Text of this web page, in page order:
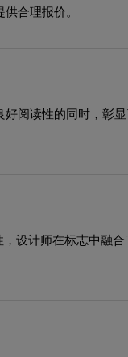
合理报价。
阅读性的同时，彰
计师在标志中融